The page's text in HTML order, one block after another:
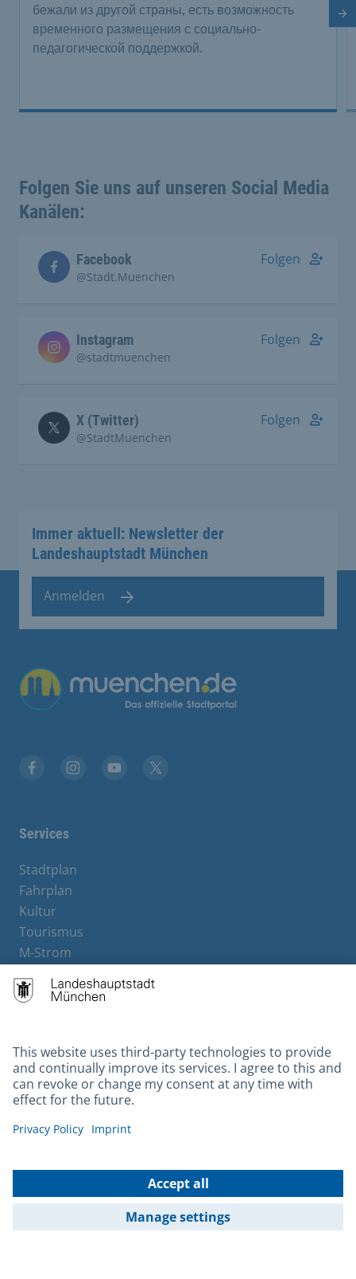
бежали из другой страны, есть возможность
временного размещения с социально-
педагогической поддержкой.
Folgen Sie uns auf unseren Social Media
Kanälen:
Facebook
@Stadt.Muenchen
Folgen
Instagram
@stadtmuenchen
Folgen
X (Twitter)
@StadtMuenchen
Folgen
Immer aktuell: Newsletter der
Landeshauptstadt München
Anmelden
Übergreifende Links
Services
Stadtplan
Fahrplan
Kultur
Tourismus
M-Strom
Hotels
Contact
Barrierefreiheit
Leichte Sprache
Gebärdensprache
Kontakt